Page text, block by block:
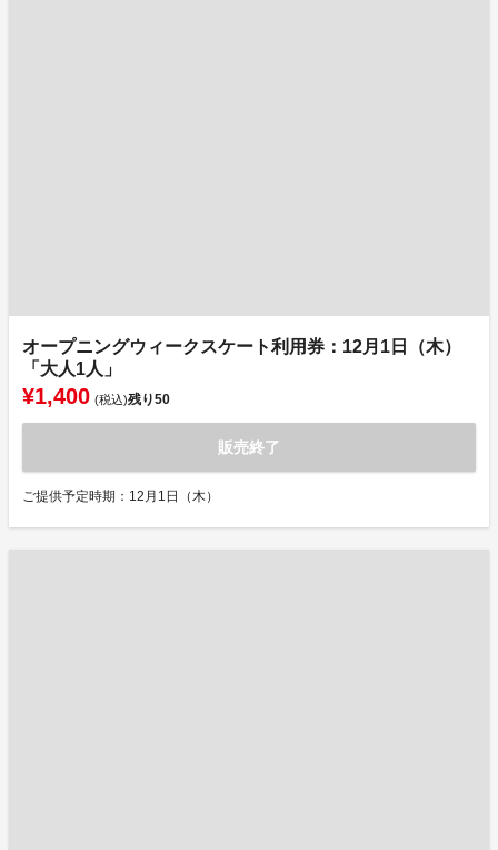
オープニングウィークスケート利用券：12月1日（木）
「大人1人」
¥1,400 (税込)残り50
販売終了
ご提供予定時期：12月1日（木）